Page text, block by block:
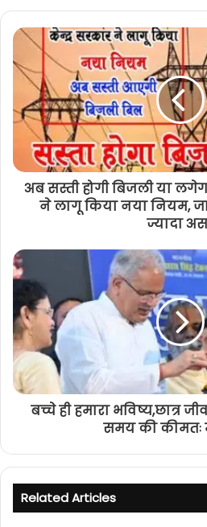
अब सस्ती होगी बिजली या
ने लागू किया नया नियम,
ज्यादा
बच्चे ही हमारा भविष्य,छात्र
समय की कीमतः
Related Articles